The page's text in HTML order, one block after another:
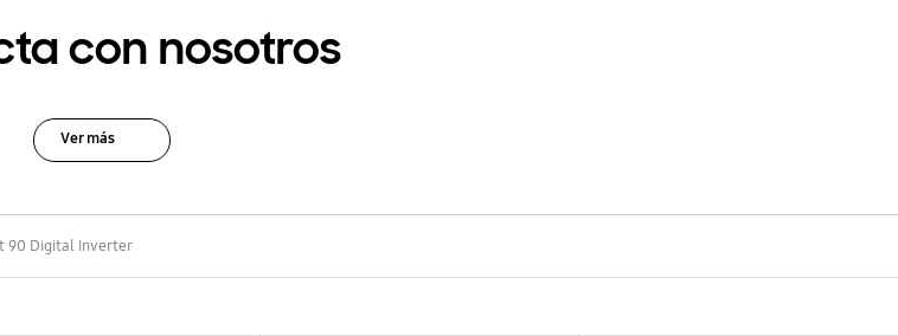
con nosotros
Ver más
90 Digital Inverter